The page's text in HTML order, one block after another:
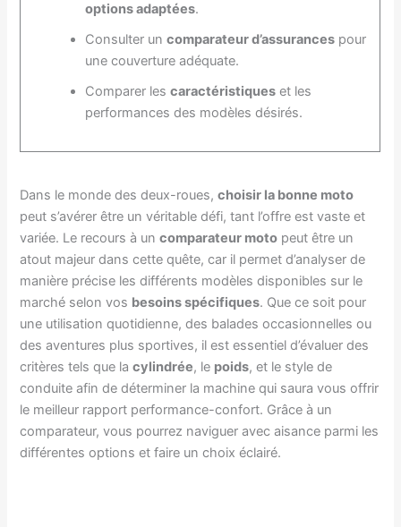
options adaptées.
Consulter un comparateur d’assurancespour
une couverture adéquate.
Comparer les caractéristiqueset les
performances des modèles désirés.
Dans le monde des deux-roues,choisir la bonne moto
peut s’avérer être un véritable défi, tant l’offre est vaste et
variée. Le recours à uncomparateur moto peut être un
atout majeur dans cette quête, car il permet d’analyser de
manière précise les différents modèles disponibles sur le
marché selon vos besoins spécifiques. Que ce soit pour
une utilisation quotidienne, des balades occasionnelles ou
des aventures plus sportives, il est essentiel d’évaluer des
critères tels que lacylindrée, le poids, et le style de
conduite afin de déterminer la machine qui saura vous offrir
le meilleur rapport performance-confort. Grâce à un
comparateur, vous pourrez naviguer avec aisance parmi les
différentes options et faire un choix éclairé.